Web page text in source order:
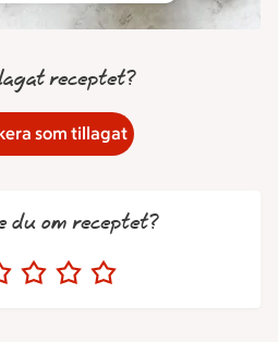
receptet?
som tillagat
du om receptet?